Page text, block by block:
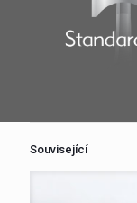
Související